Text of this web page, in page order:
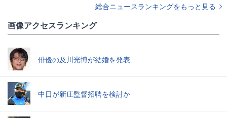
総合ニュースランキングをもっと見る
画像アクセスランキング
俳優の及川光博が結婚を発表
中日が新庄監督招聘を検討か